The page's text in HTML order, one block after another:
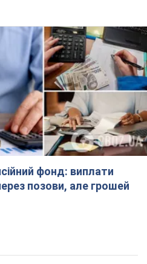
фонд: виплати
позови, але грошей